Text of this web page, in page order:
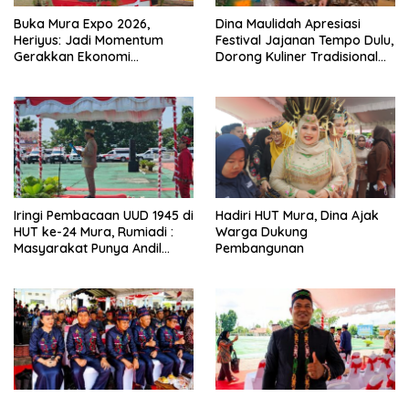
Buka Mura Expo 2026,
Heriyus: Jadi Momentum
Gerakkan Ekonomi
Dina Maulidah Apresiasi
Festival Jajanan Tempo Dulu,
Dorong Kuliner Tradisional
Iringi Pembacaan UUD 1945 di
HUT ke-24 Mura, Rumiadi :
Masyarakat Punya Andil
Hadiri HUT Mura, Dina Ajak
Warga Dukung
Pembangunan